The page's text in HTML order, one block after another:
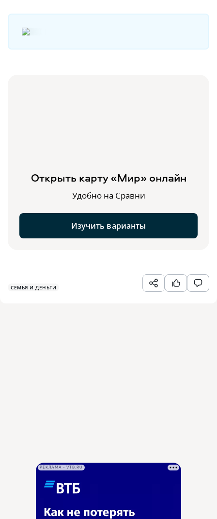
Открыть карту «Мир» онлайн
Удобно на Сравни
Изучить варианты
СЕМЬЯ И ДЕНЬГИ
РЕКЛАМА • VTB.RU